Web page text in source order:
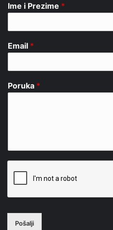
Ime i Prezime *
Email *
Poruka *
Pošalji